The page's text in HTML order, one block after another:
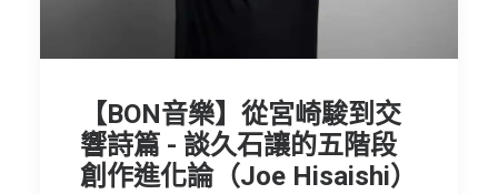
關於我們
SEARCH
【BON音樂】從宮崎駿到交
響詩篇 - 談久石讓的五階段
創作進化論（Joe Hisaishi）